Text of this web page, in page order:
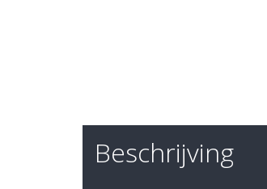
Beschrijving